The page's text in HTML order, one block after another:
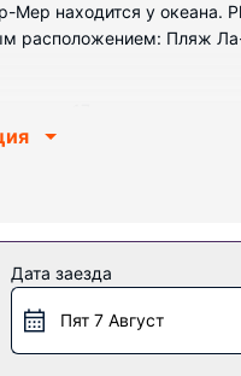
Мер находится у океана.
расположением: Пляж
ортопедический
где можно отдохнуть и
Этот отель
номеров (по
Дата заезда
Пят 7 Август